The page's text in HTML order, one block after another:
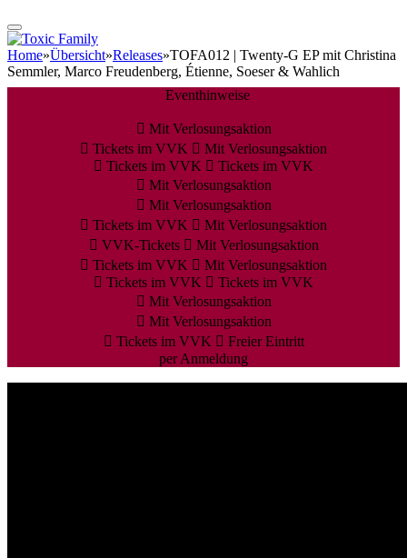
Home»Übersicht»Releases»TOFA012 | Twenty-G EP mit Christina
Semmler, Marco Freudenberg, Étienne, Soeser & Wahlich
Eventhinweise
Mit Verlosungsaktion
Tickets im VVK
Mit Verlosungsaktion
Tickets im VVK
Tickets im VVK
Mit Verlosungsaktion
Mit Verlosungsaktion
Tickets im VVK
Mit Verlosungsaktion
VVK-Tickets
Mit Verlosungsaktion
Tickets im VVK
Mit Verlosungsaktion
Tickets im VVK
Tickets im VVK
Mit Verlosungsaktion
Mit Verlosungsaktion
Tickets im VVK
Freier Eintritt
per Anmeldung